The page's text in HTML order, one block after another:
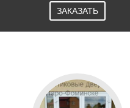
ЗАКАЗАТЬ